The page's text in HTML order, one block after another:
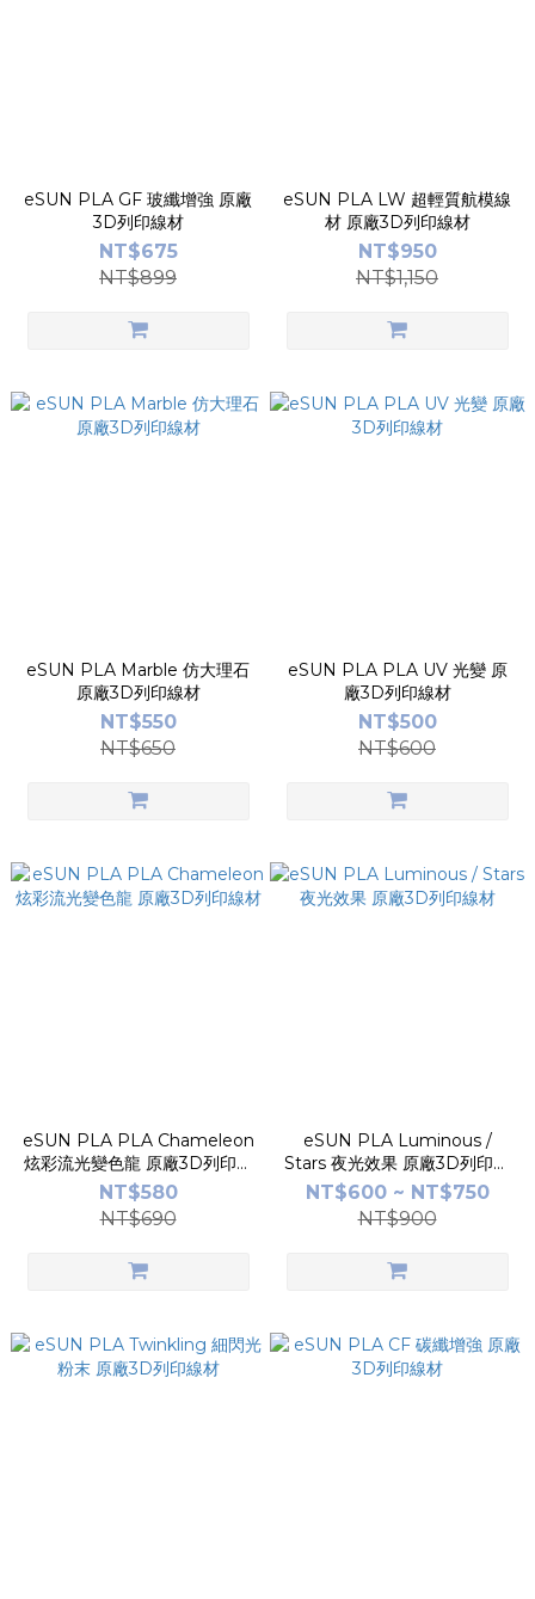
eSUN PLA GF 玻纖增強 原廠
3D列印線材
NT$675
NT$899
eSUN PLA LW 超輕質航模線
材 原廠3D列印線材
NT$950
NT$1,150
eSUN PLA Marble 仿大理石
原廠3D列印線材
NT$550
NT$650
eSUN PLA PLA UV 光變 原
廠3D列印線材
NT$500
NT$600
eSUN PLA PLA Chameleon
炫彩流光變色龍 原廠3D列印線
材
NT$580
NT$690
eSUN PLA Luminous /
Stars 夜光效果 原廠3D列印線
材
NT$600 ~ NT$750
NT$900